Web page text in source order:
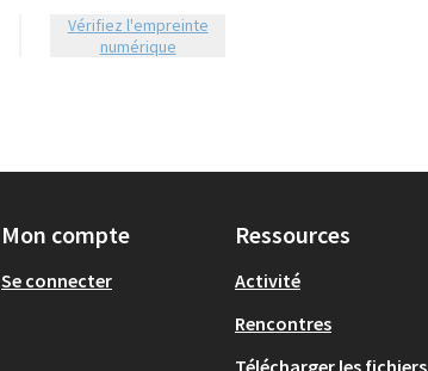
Vérifiez l'empreinte
numérique
Mon compte
Se connecter
Ressources
Activité
Rencontres
Télécharger les fichiers